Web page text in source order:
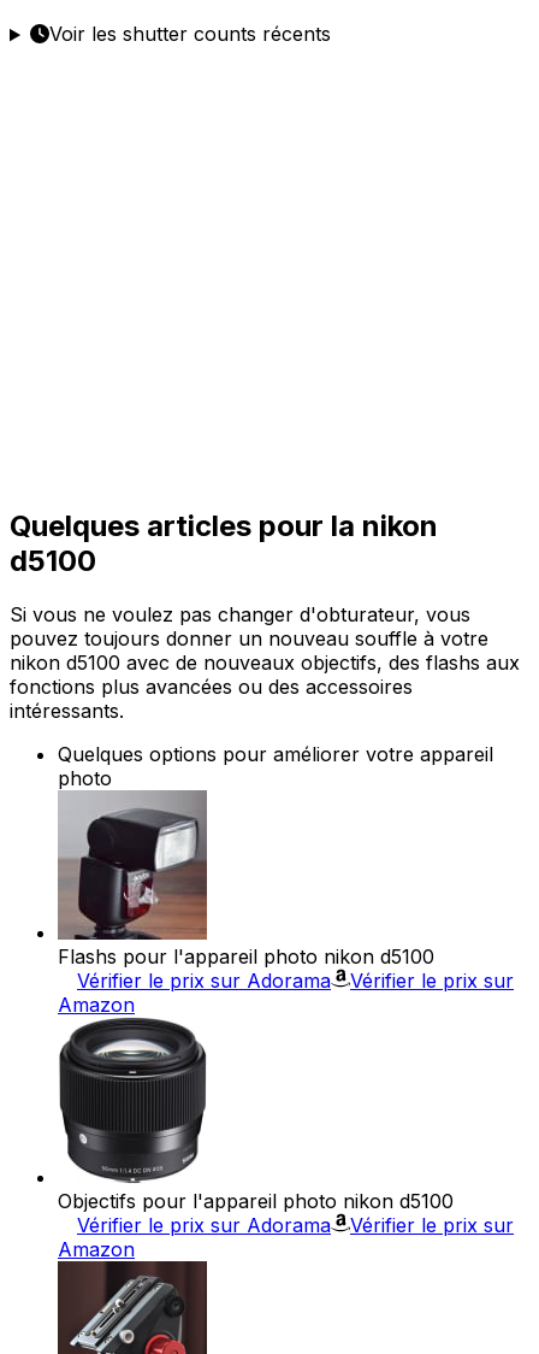
Voir les shutter counts récents
Quelques articles pour la nikon
d5100
Si vous ne voulez pas changer d'obturateur, vous
pouvez toujours donner un nouveau souffle à votre
nikon d5100 avec de nouveaux objectifs, des flashs aux
fonctions plus avancées ou des accessoires
intéressants.
Quelques options pour améliorer votre appareil
photo
Flashs pour l'appareil photo nikon d5100
Vérifier le prix sur Adorama
Vérifier le prix sur
Amazon
Objectifs pour l'appareil photo nikon d5100
Vérifier le prix sur Adorama
Vérifier le prix sur
Amazon